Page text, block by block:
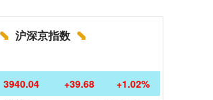
沪深京指数
3940.04 +39.68 +1.02%